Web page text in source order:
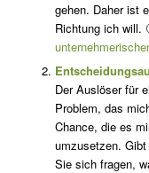
gehen. Daher ist
Richtung ich will.
Der Auslöser für
Problem, das
Chance, die es
umzusetzen.
Sie sich fragen,